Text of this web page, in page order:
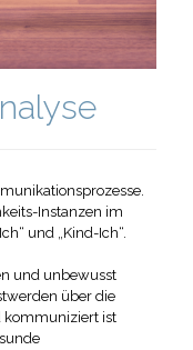
Instanzen im
und „Kind-Ich“.
und unbewusst
über die
kommuniziert ist